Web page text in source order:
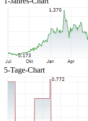
5-Tage-Chart